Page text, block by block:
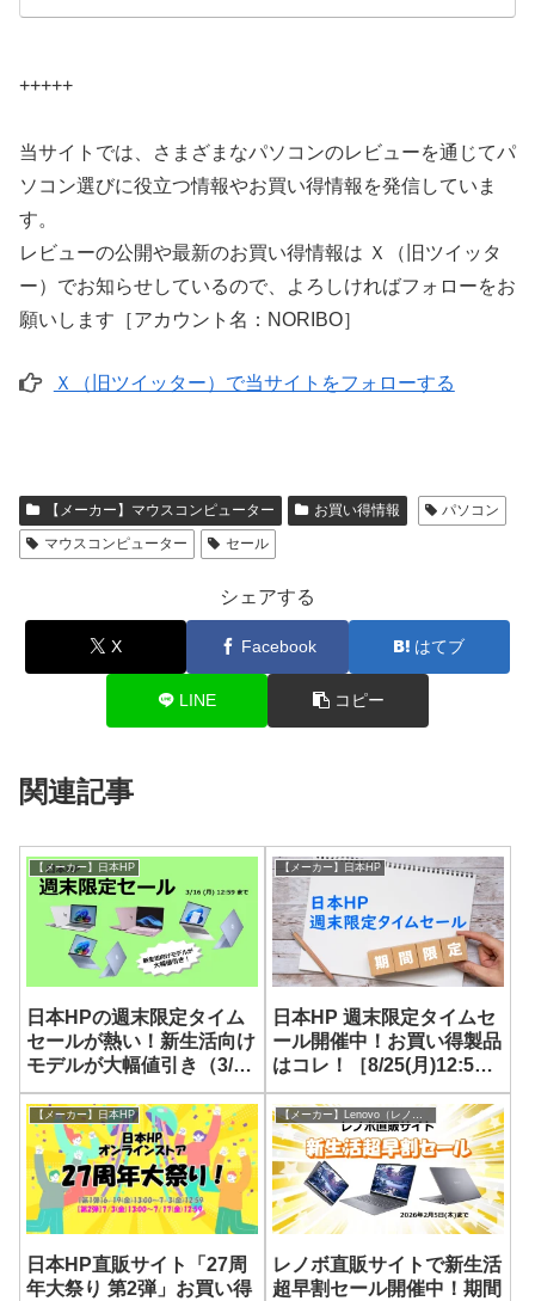
+++++
当サイトでは、さまざまなパソコンのレビューを通じてパ
ソコン選びに役立つ情報やお買い得情報を発信していま
す。
レビューの公開や最新のお買い得情報は Ｘ（旧ツイッタ
ー）でお知らせしているので、よろしければフォローをお
願いします［アカウント名：NORIBO］
Ｘ（旧ツイッター）で当サイトをフォローする
【メーカー】マウスコンピューター お買い得情報
パソコン
マウスコンピューター
セール
シェアする
X Facebook はてブ
LINE コピー
関連記事
【メーカー】日本HP
日本HPの週末限定タイム
セールが熱い！新生活向け
モデルが大幅値引き（3/16
12:59 まで）
【メーカー】日本HP
日本HP 週末限定タイムセ
ール開催中！お買い得製品
はコレ！［8/25(月)12:59
まで］
【メーカー】日本HP
日本HP直販サイト「27周
年大祭り 第2弾」お買い得
レノボ直販サイトで新生活
超早割セール開催中！期間